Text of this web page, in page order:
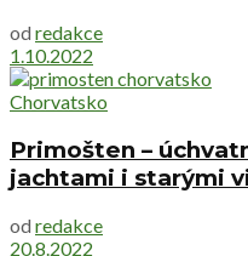
od redakce
1.10.2022
Chorvatsko
Primošten –
jachtami i starými
od redakce
20.8.2022